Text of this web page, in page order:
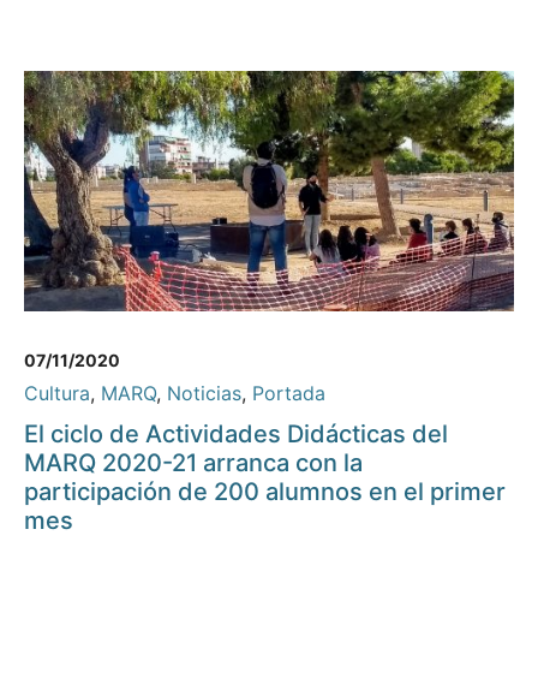
07/11/2020
Cultura, MARQ, Noticias, Portada
El ciclo de Actividades Didácticas del
MARQ 2020-21 arranca con la
participación de 200 alumnos en el primer
mes